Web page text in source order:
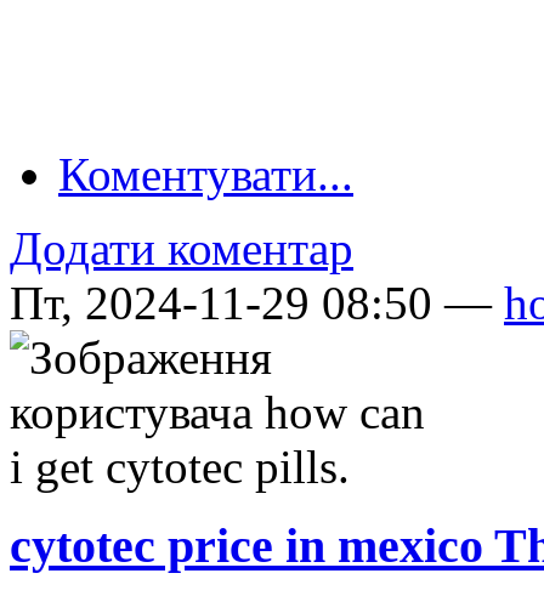
Коментувати...
Додати коментар
Пт, 2024-11-29 08:50 —
cytotec price in mexico